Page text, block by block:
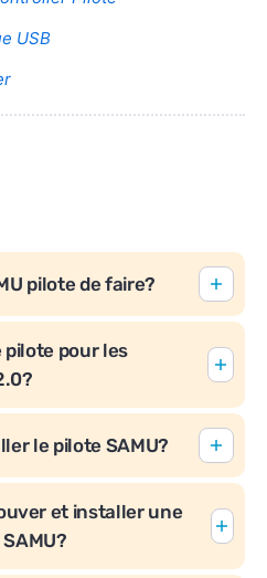
USB
pilote de faire?
pilote pour les
le pilote SAMU?
et installer une